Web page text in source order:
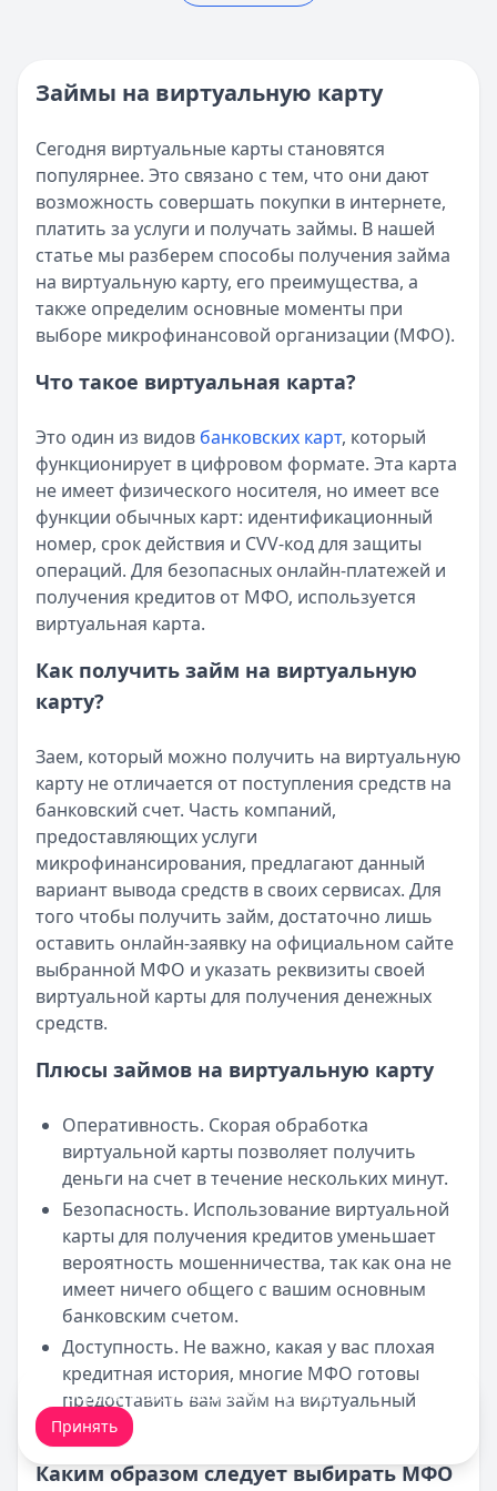
Реестр МФО ЦБ РФ - проверка МФО на официальном
Категория:МФО и микрозаймы
Все статьи
Возврат переплаты в «Займере»: актуальная
Опубликовано:5 декабря 2025 г.
Категория:МФО
Читать новость
Срочный микрозайм 15 000 ₽ на карту: свежая
Кратко:Нужны 15 000 рублей на карту прямо сегодня?
Опубликовано:5 декабря 2025 г.
Категория:МФО
Читать новость
Кратко:В III квартале 2025 года владельцы iPhone
Категория:МФО
Читать новость
57 сервисов микрозаймов через Госуслуги: где
Кратко:Авторизация через Госуслуги ускоряет
Опубликовано:23 ноября 2025 г.
Категория:МФО
Читать новость
Смс о «одобренном займе» от Bigmani Ru: как
Кратко:
Пришло СМС об одобрении займа от Bigmani
Опубликовано: 23 ноября 2025 г.
Категория:МФО
Все новости
Займы на виртуальную карту
Сегодня виртуальные карты становятся
популярнее. Это связано с тем, что они дают
возможность совершать покупки в интернете,
платить за услуги и получать займы. В нашей
статье мы разберем способы получения займа
на виртуальную карту, его преимущества, а
также определим основные моменты при
выборе микрофинансовой организации (МФО).
Что такое виртуальная карта?
Это один из видов банковских карт, который
функционирует в цифровом формате. Эта карта
не имеет физического носителя, но имеет все
функции обычных карт: идентификационный
номер, срок действия и CVV-код для защиты
операций. Для безопасных онлайн-платежей и
получения кредитов от МФО, используется
виртуальная карта.
Как получить займ на виртуальную
карту?
Заем, который можно получить на виртуальную
карту не отличается от поступления средств на
банковский счет. Часть компаний,
предоставляющих услуги
микрофинансирования, предлагают данный
вариант вывода средств в своих сервисах. Для
того чтобы получить займ, достаточно лишь
оставить онлайн-заявку на официальном сайте
выбранной МФО и указать реквизиты своей
виртуальной карты для получения денежных
средств.
Плюсы займов на виртуальную карту
Оперативность. Скорая обработка
виртуальной карты позволяет получить
деньги на счет в течение нескольких минут.
Безопасность. Использование виртуальной
карты для получения кредитов уменьшает
вероятность мошенничества, так как она не
имеет ничего общего с вашим основным
банковским счетом.
Доступность. Не важно, какая у вас плохая
кредитная история, многие МФО готовы
предоставить вам займ на виртуальный
счет.
Каким образом следует выбирать МФО
Мы обрабатываем ваши cookie-файлы.
Принять